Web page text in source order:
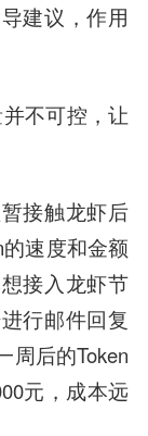
建议，作用
不可控，让
接触龙虾后
速度和金额
接入龙虾节
行邮件回复
周后的Token
元，成本远